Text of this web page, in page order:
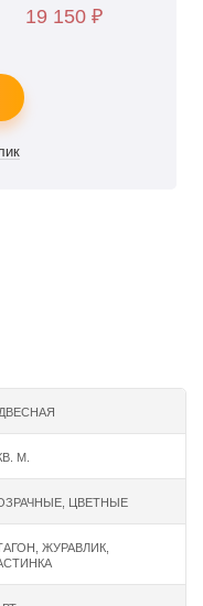
19 150 ₽
М.
ЦВЕТНЫЕ
ЖУРАВЛИК,